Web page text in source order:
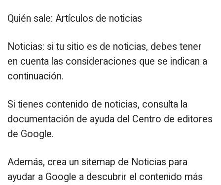
Quién sale: Artículos de noticias
Noticias: si tu sitio es de noticias, debes tener
en cuenta las consideraciones que se indican a
continuación.
Si tienes contenido de noticias, consulta la
documentación de ayuda del Centro de editores
de Google.
Además, crea un sitemap de Noticias para
ayudar a Google a descubrir el contenido más